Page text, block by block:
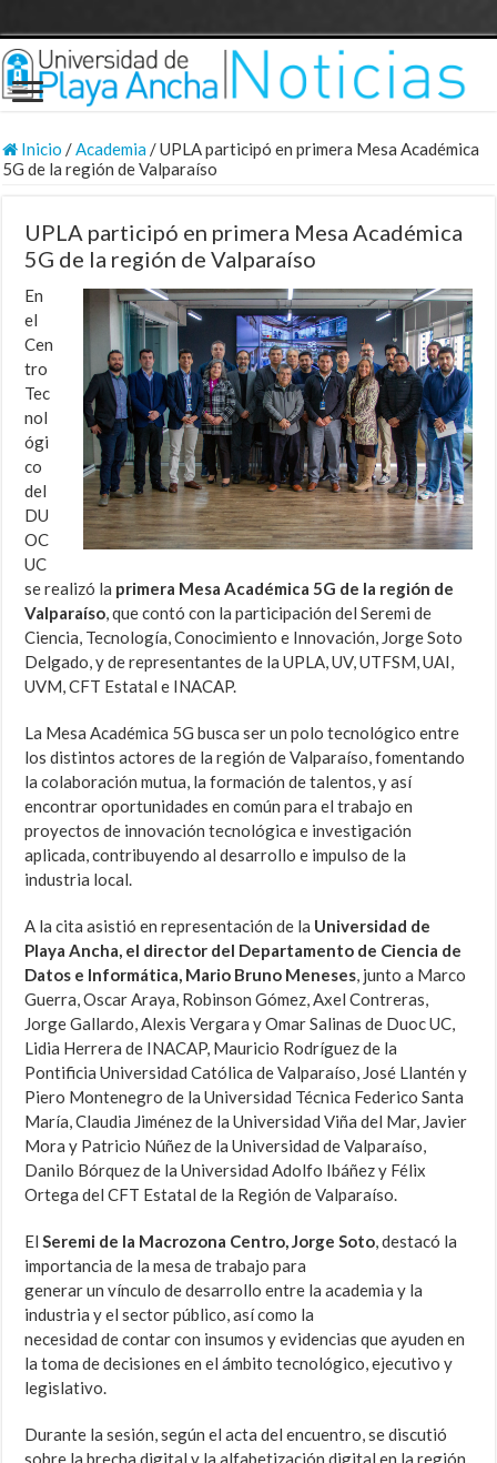
Inicio /Academia/UPLA participó en primera Mesa Académica
5G de la región de Valparaíso
UPLA participó en primera Mesa Académica
5G de la región de Valparaíso
En
el
Cen
tro
Tec
nol
ógi
co
del
DU
OC
UC
se realizó la primera Mesa Académica 5G de la región de
Valparaíso, que contó con la participación del Seremi de
Ciencia, Tecnología, Conocimiento e Innovación, Jorge Soto
Delgado, y de representantes de la UPLA, UV, UTFSM, UAI,
UVM, CFT Estatal e INACAP.
La Mesa Académica 5G busca ser un polo tecnológico entre
los distintos actores de la región de Valparaíso, fomentando
la colaboración mutua, la formación de talentos, y así
encontrar oportunidades en común para el trabajo en
proyectos de innovación tecnológica e investigación
aplicada, contribuyendo al desarrollo e impulso de la
industria local.
A la cita asistió en representación de la Universidad de
Playa Ancha, el director del Departamento de Ciencia de
Datos e Informática, Mario Bruno Meneses, junto a Marco
Guerra, Oscar Araya, Robinson Gómez, Axel Contreras,
Jorge Gallardo, Alexis Vergara y Omar Salinas de Duoc UC,
Lidia Herrera de INACAP, Mauricio Rodríguez de la
Pontificia Universidad Católica de Valparaíso, José Llantén y
Piero Montenegro de la Universidad Técnica Federico Santa
María, Claudia Jiménez de la Universidad Viña del Mar, Javier
Mora y Patricio Núñez de la Universidad de Valparaíso,
Danilo Bórquez de la Universidad Adolfo Ibáñez y Félix
Ortega del CFT Estatal de la Región de Valparaíso.
ElSeremi de la Macrozona Centro, Jorge Soto, destacó la
importancia de la mesa de trabajo para
generar un vínculo de desarrollo entre la academia y la
industria y el sector público, así como la
necesidad de contar con insumos y evidencias que ayuden en
la toma de decisiones en el ámbito tecnológico, ejecutivo y
legislativo.
Durante la sesión, según el acta del encuentro, se discutió